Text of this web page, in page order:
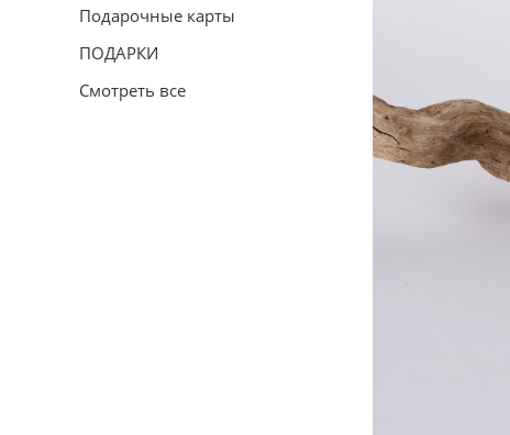
Подарочные карты
ПОДАРКИ
Смотреть все